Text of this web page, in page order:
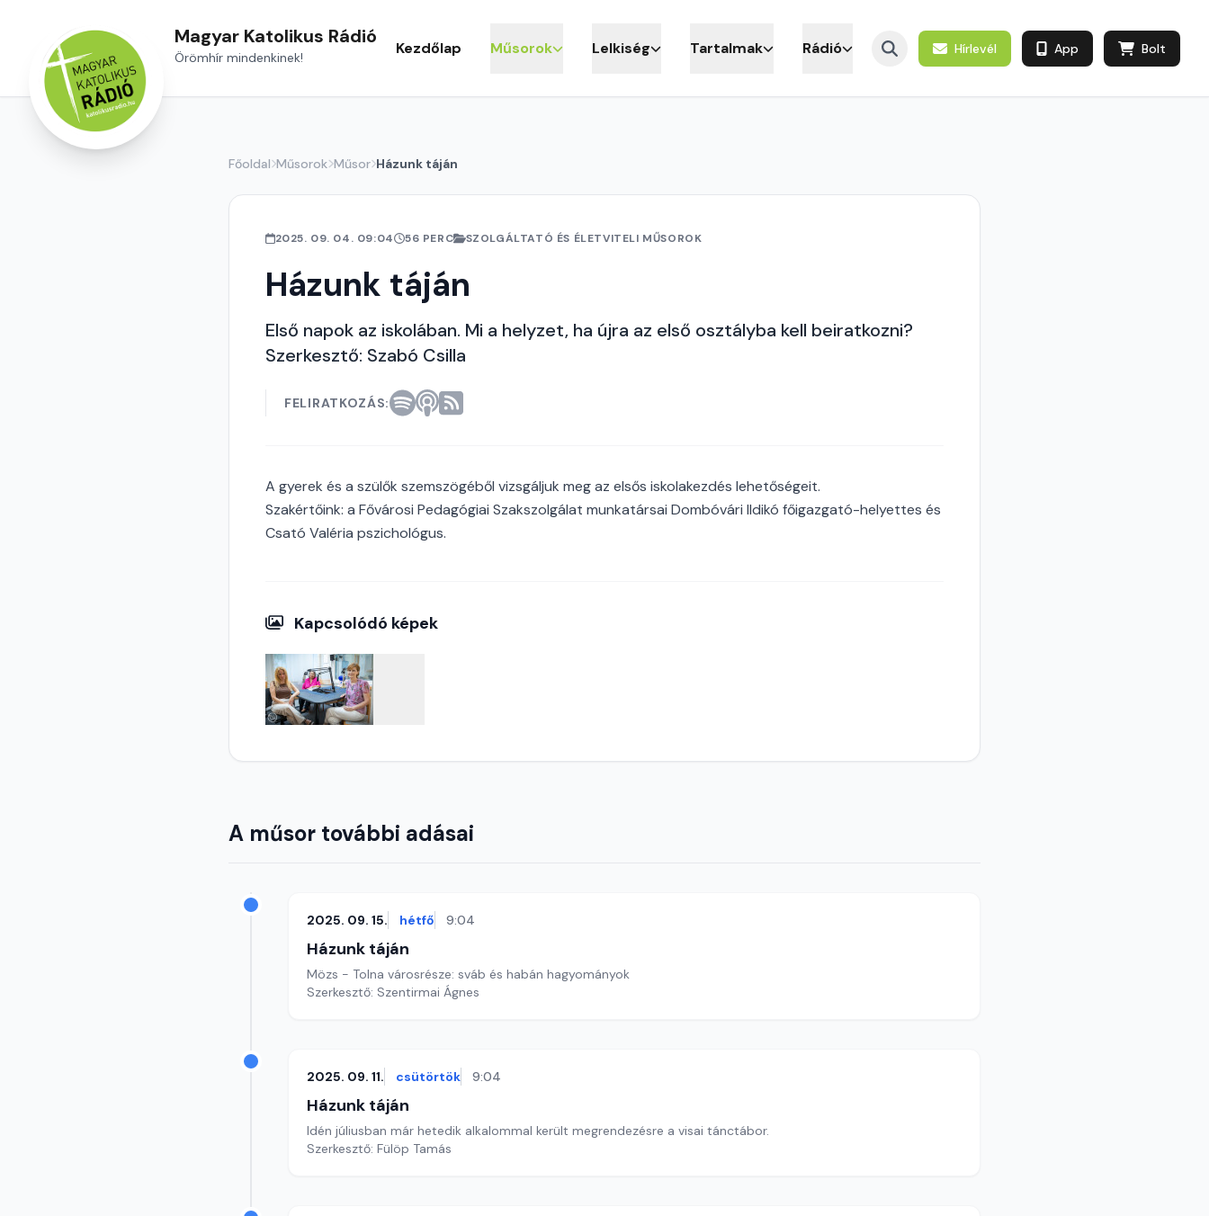
Magyar Katolikus Rádió
Örömhír mindenkinek! Kezdőlap Műsorok Lelkiség Tartalmak Rádió Hírlevél App Bolt
Főoldal Műsorok Műsor Házunk táján
2025. 09. 04. 09:04 56 PERC SZOLGÁLTATÓ ÉS ÉLETVITELI MŰSOROK
Házunk táján
Első napok az iskolában. Mi a helyzet, ha újra az első osztályba kell beiratkozni?
Szerkesztő: Szabó Csilla
FELIRATKOZÁS:
A gyerek és a szülők szemszögéből vizsgáljuk meg az elsős iskolakezdés lehetőségeit.
Szakértőink: a Fővárosi Pedagógiai Szakszolgálat munkatársai Dombóvári Ildikó főigazgató-helyettes és
Csató Valéria pszichológus.
Kapcsolódó képek
A műsor további adásai
2025. 09. 15. hétfő 9:04
Házunk táján
Mözs - Tolna városrésze: sváb és habán hagyományok
Szerkesztő: Szentirmai Ágnes
2025. 09. 11. csütörtök 9:04
Házunk táján
Idén júliusban már hetedik alkalommal került megrendezésre a visai tánctábor.
Szerkesztő: Fülöp Tamás